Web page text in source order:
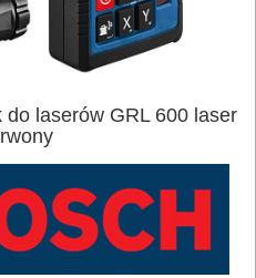
laserów GRL 600 laser